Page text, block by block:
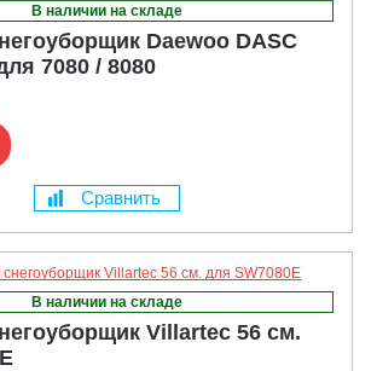
В наличии на складе
Daewoo DASC
7080 / 8080
Сравнить
В наличии на складе
Villartec 56 см.